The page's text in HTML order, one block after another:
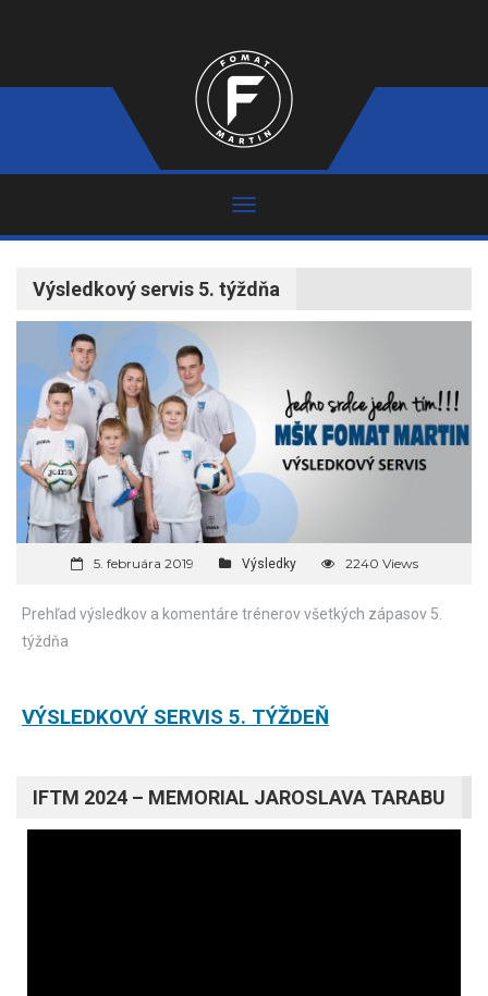
Výsledkový servis 5. týždňa
5. februára 2019 Výsledky 2240 Views
Prehľad výsledkov a komentáre trénerov všetkých zápasov 5.
týždňa
VÝSLEDKOVÝ SERVIS 5. TÝŽDEŇ
IFTM 2024 – MEMORIAL JAROSLAVA TARABU